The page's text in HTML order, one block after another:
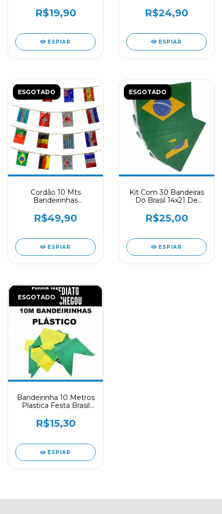
R$19,90
ESPIAR
R$24,90
ESPIAR
ESGOTADO
Cordão 10 Mts
Bandeirinhas
Copa Do Mundo
R$49,90
ESPIAR
ESGOTADO
Kit Com 30 Bandeiras
Do Brasil 14x21 De
R$25,00
ESPIAR
ESGOTADO
Bandeirinha 10 Metros
Plastica Festa Brasil
R$15,30
ESPIAR